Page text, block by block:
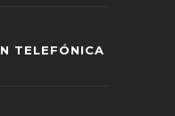
TELEFÓNICA